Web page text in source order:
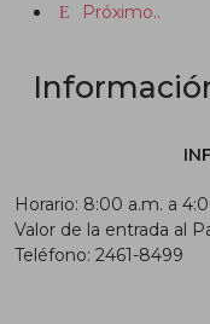
Próximo..
Horario: 8:00 a.m. a
Valor de la entrada al
Teléfono: 2461-8499